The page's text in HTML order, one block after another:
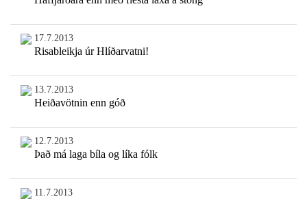
17.7.2013
Risableikja úr Hlíðarvatni!
13.7.2013
Heiðavötnin enn góð
12.7.2013
Það má laga bíla og líka fólk
11.7.2013